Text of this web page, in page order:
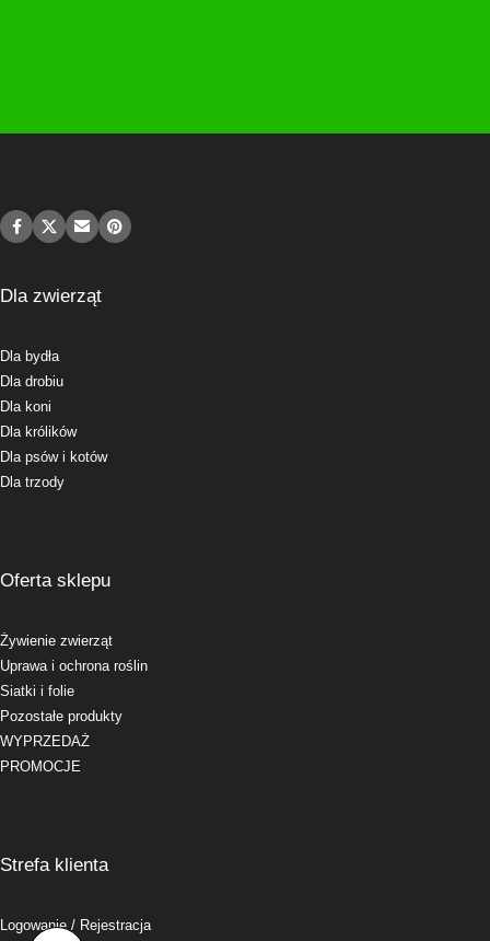
Dla zwierząt
Dla bydła
Dla drobiu
Dla koni
Dla królików
Dla psów i kotów
Dla trzody
Oferta sklepu
Żywienie zwierząt
Uprawa i ochrona roślin
Siatki i folie
Pozostałe produkty
WYPRZEDAŻ
PROMOCJE
Strefa klienta
Logowanie / Rejestracja